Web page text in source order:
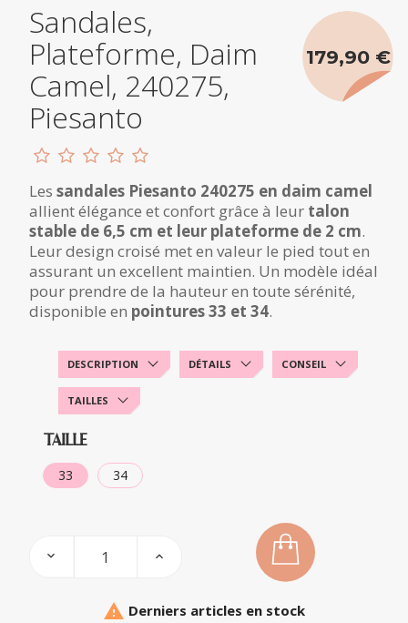
Sandales,
Plateforme, Daim
Camel, 240275,
Piesanto
Les sandales Piesanto 240275 en daim camel
allient élégance et confort grâce à leur talon
stable de 6,5 cm et leur plateforme de 2 cm.
Leur design croisé met en valeur le pied tout en
assurant un excellent maintien. Un modèle idéal
pour prendre de la hauteur en toute sérénité,
disponible en pointures 33 et 34.
179,90 €
DESCRIPTION DÉTAILS CONSEIL
TAILLES
TAILLE
33 34
 Derniers articles en stock